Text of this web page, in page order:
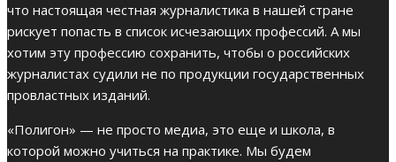
что настоящая честная журналистика в нашей стране
рискует попасть в список исчезающих профессий. А мы
хотим эту профессию сохранить, чтобы о российских
журналистах судили не по продукции государственных
провластных изданий.
«Полигон» — не просто медиа, это еще и школа, в
которой можно учиться на практике. Мы будем